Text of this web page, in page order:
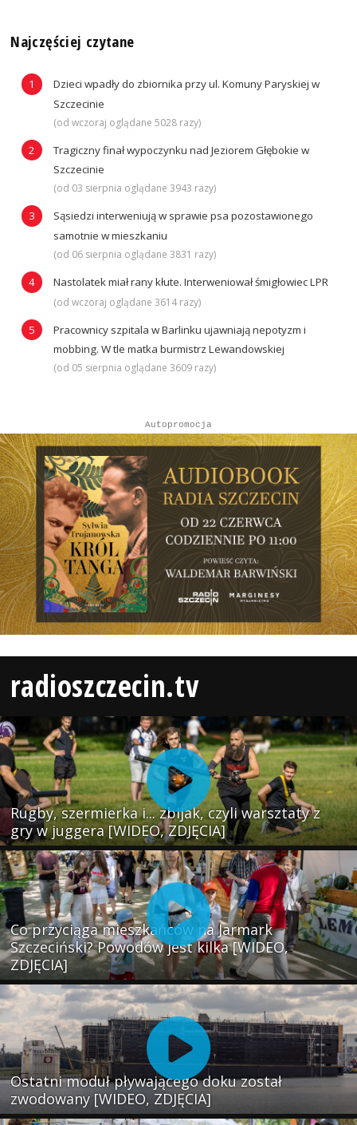
Najczęściej czytane
Dzieci wpadły do zbiornika przy ul. Komuny Paryskiej w
Szczecinie
(od wczoraj oglądane 5028 razy)
Tragiczny finał wypoczynku nad Jeziorem Głębokie w
Szczecinie
(od 03 sierpnia oglądane 3943 razy)
Sąsiedzi interweniują w sprawie psa pozostawionego
samotnie w mieszkaniu
(od 06 sierpnia oglądane 3831 razy)
Nastolatek miał rany kłute. Interweniował śmigłowiec LPR
(od wczoraj oglądane 3614 razy)
Pracownicy szpitala w Barlinku ujawniają nepotyzm i
mobbing. W tle matka burmistrz Lewandowskiej
(od 05 sierpnia oglądane 3609 razy)
Autopromocja
radioszczecin.tv
Rugby, szermierka i... zbijak, czyli warsztaty z
gry w juggera [WIDEO, ZDJĘCIA]
Co przyciąga mieszkańców na Jarmark
Szczeciński? Powodów jest kilka [WIDEO,
ZDJĘCIA]
Ostatni moduł pływającego doku został
zwodowany [WIDEO, ZDJĘCIA]